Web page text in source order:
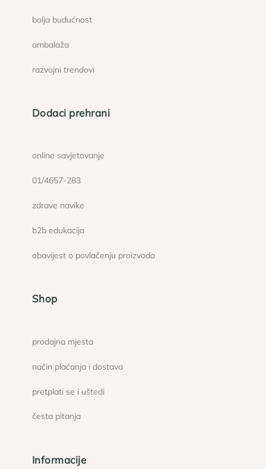
bolja budućnost
ambalaža
razvojni trendovi
Dodaci prehrani
online savjetovanje
01/4657-283
zdrave navike
b2b edukacija
obavijest o povlačenju proizvoda
Shop
prodajna mjesta
način plaćanja i dostava
pretplati se i uštedi
česta pitanja
Informacije